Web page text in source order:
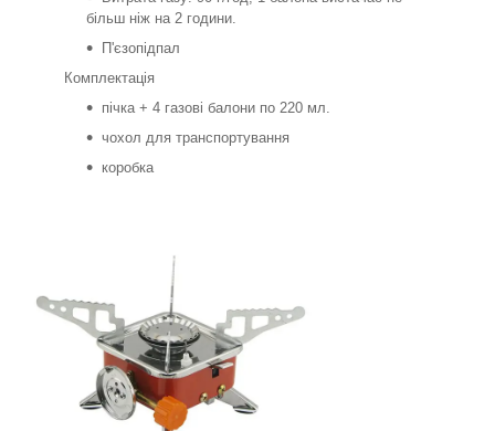
більш ніж на 2 години.
П'єзопідпал
Комплектація
пічка + 4 газові балони по 220 мл.
чохол для транспортування
коробка